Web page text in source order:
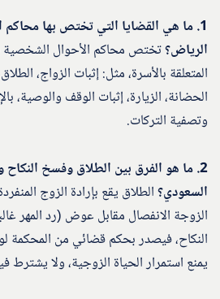
1. ما هي القضايا التي تختص بها
الرياض؟تختص محاكم الأحوال الشخصية
المتعلقة بالأسرة، مثل: إثبات الزواج،
الحضانة، الزيارة، إثبات الوقف والوصية،
وتصفية التركات.
2. ما هو الفرق بين الطلاق وفسخ النكاح
السعودي؟الطلاق يقع بإرادة الزوج
الزوجة الانفصال مقابل عوض (رد المهر
النكاح، فيصدر بحكم قضائي من المحكمة
يمنع استمرار الحياة الزوجية، ولا يشترط